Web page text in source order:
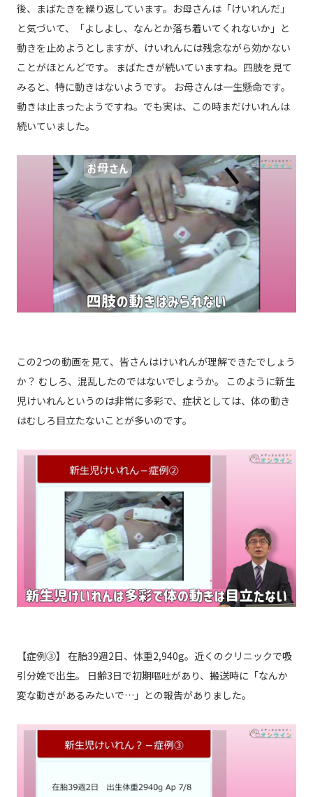
後、まばたきを繰り返しています。お母さんは「けいれんだ」
と気づいて、「よしよし、なんとか落ち着いてくれないか」と
動きを止めようとしますが、けいれんには残念ながら効かない
ことがほとんどです。 まばたきが続いていますね。四肢を見て
みると、特に動きはないようです。 お母さんは一生懸命です。
動きは止まったようですね。でも実は、この時まだけいれんは
続いていました。
この2つの動画を見て、皆さんはけいれんが理解できたでしょう
か？ むしろ、混乱したのではないでしょうか。 このように新生
児けいれんというのは非常に多彩で、症状としては、体の動き
はむしろ目立たないことが多いのです。
【症例③】 在胎39週2日、体重2,940g。近くのクリニックで吸
引分娩で出生。 日齢3日で初期嘔吐があり、搬送時に「なんか
変な動きがあるみたいで…」との報告がありました。